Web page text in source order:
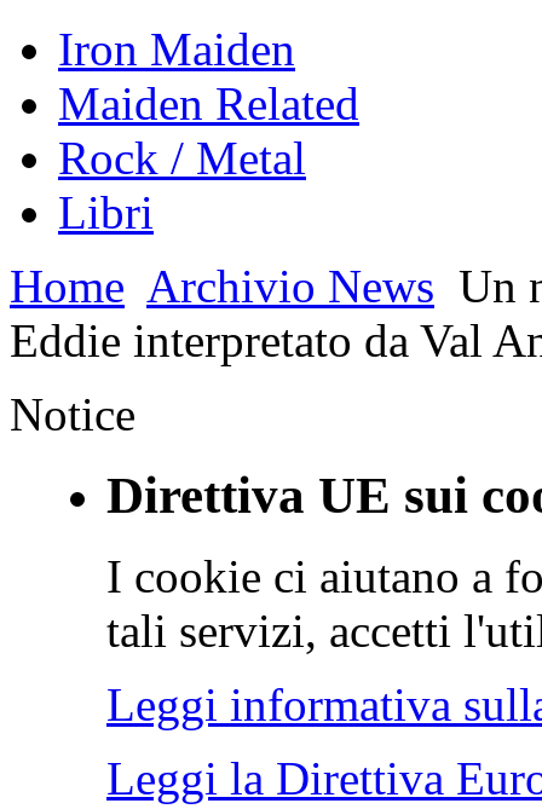
Iron Maiden
Maiden Related
Rock / Metal
Libri
Home Archivio News Un
Eddie interpretato da Val
Notice
Direttiva UE sui
I cookie ci aiutano a
tali servizi, accetti
Leggi informativa
Leggi la Direttiva